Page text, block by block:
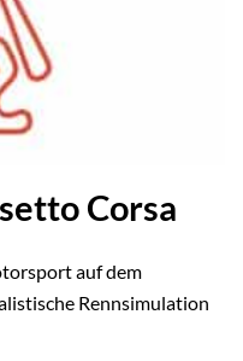
Corsa
auf dem
Rennsimulation